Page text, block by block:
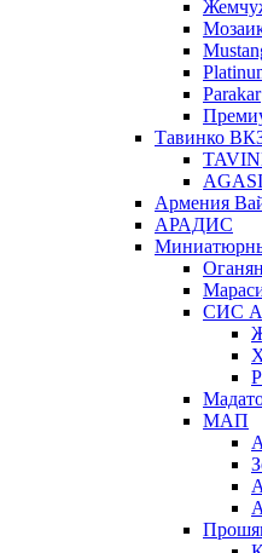
Parakar
Тавинко
AGASI
Армения
АРАДИС
СИС
МАП